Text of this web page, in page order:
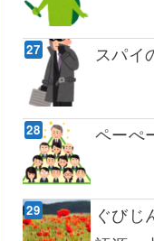
スパイ
ペーぺ
ぐびじ